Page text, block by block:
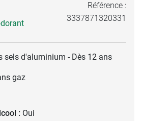
Référence :
3337871320331
sels d'aluminium - Dès 12 ans
gaz
: Oui